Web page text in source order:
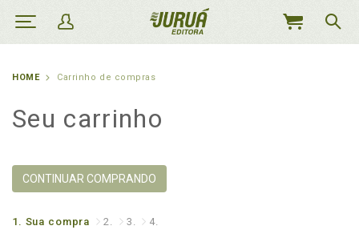
MEU
HOME Carrinho de compras
Seu carrinho
CONTINUAR COMPRANDO
1. Sua compra 2. 3. 4.